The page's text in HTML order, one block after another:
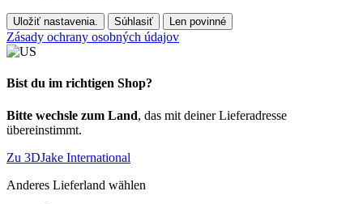
Uložiť nastavenia. Súhlasiť Len povinné
Zásady ochrany osobných údajov
Bist du im richtigen Shop?
Bitte wechsle zum Land, das mit deiner Lieferadresse
übereinstimmt.
Zu 3DJake International
Anderes Lieferland wählen